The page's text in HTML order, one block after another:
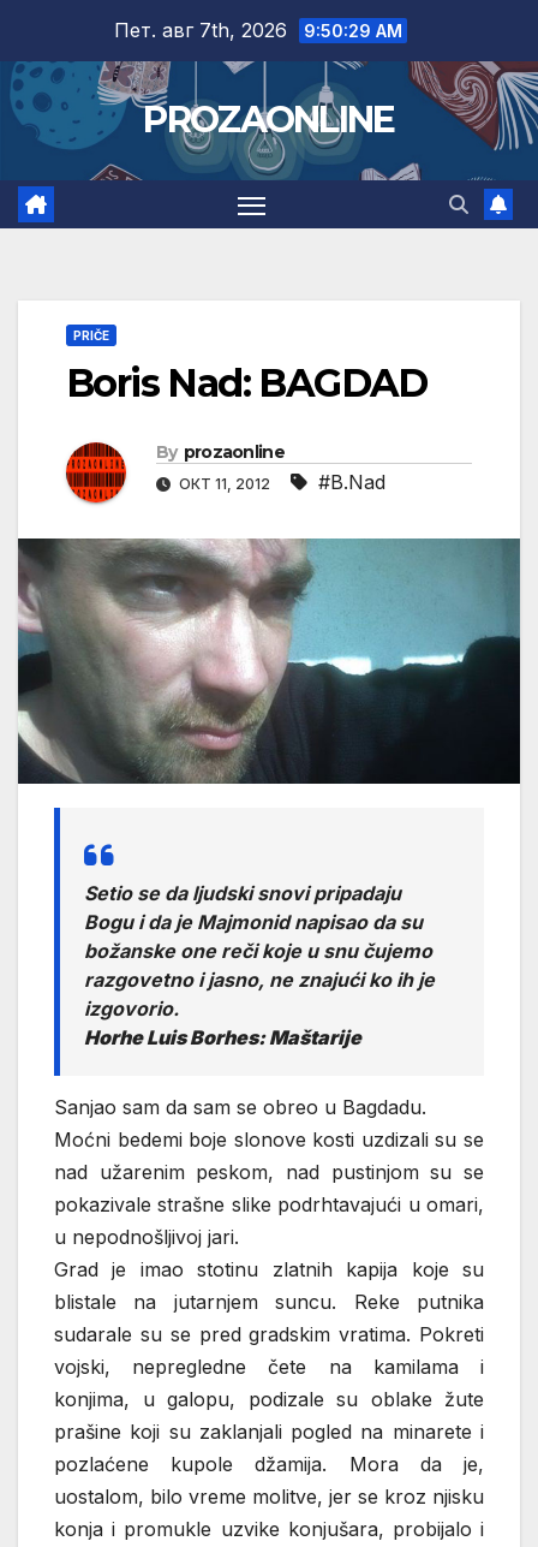
content
Пет. авг 7th, 2026 9:50:30 AM
PROZAONLINE
PRIČE
Boris Nad: BAGDAD
By prozaonline
ОКТ 11, 2012 #B.Nad
Setio se da ljudski snovi pripadaju
Bogu i da je Majmonid napisao da su
božanske one reči koje u snu čujemo
razgovetno i jasno, ne znajući ko ih je
izgovorio.
Horhe Luis Borhes: Maštarije
Sanjao sam da sam se obreo u Bagdadu.
Moćni bedemi boje slonove kosti uzdizali su se
nad užarenim peskom, nad pustinjom su se
pokazivale strašne slike podrhtavajući u omari,
u nepodnošljivoj jari.
Grad je imao stotinu zlatnih kapija koje su
blistale na jutarnjem suncu. Reke putnika
sudarale su se pred gradskim vratima. Pokreti
vojski, nepregledne čete na kamilama i
konjima, u galopu, podizale su oblake žute
prašine koji su zaklanjali pogled na minarete i
pozlaćene kupole džamija. Mora da je,
uostalom, bilo vreme molitve, jer se kroz njisku
konja i promukle uzvike konjušara, probijalo i